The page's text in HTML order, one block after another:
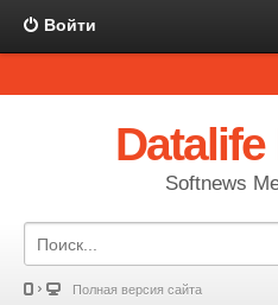
Войти
Softnews
Полная версия сайта